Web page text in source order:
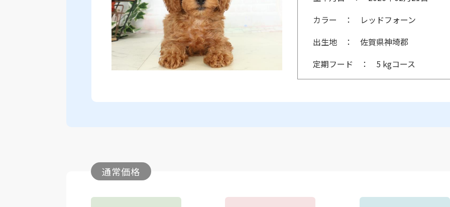
カラー
レッドフォーン
出生地
佐賀県神埼郡
定期フード
5 kgコース
通常価格